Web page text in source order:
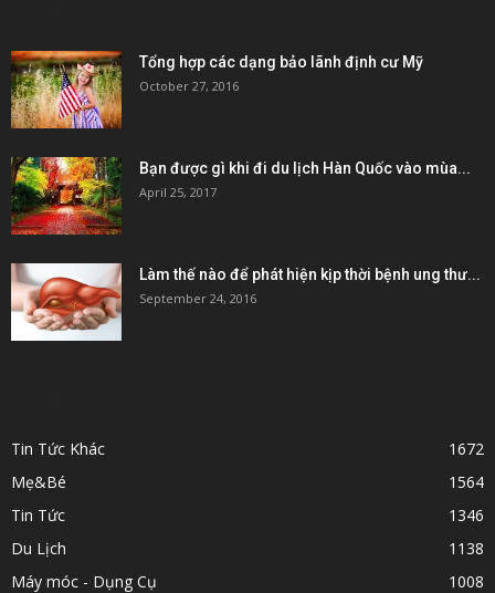
Tổng hợp các dạng bảo lãnh định cư Mỹ
October 27, 2016
Bạn được gì khi đi du lịch Hàn Quốc vào mùa...
April 25, 2017
Làm thế nào để phát hiện kịp thời bệnh ung thư...
September 24, 2016
Tin Tức Khác
1672
Mẹ&Bé
1564
Tin Tức
1346
Du Lịch
1138
Máy móc - Dụng Cụ
1008